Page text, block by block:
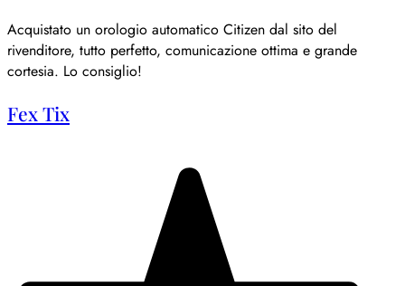
Acquistato un orologio automatico Citizen dal sito del
rivenditore, tutto perfetto, comunicazione ottima e grande
cortesia. Lo consiglio!
Fex Tix